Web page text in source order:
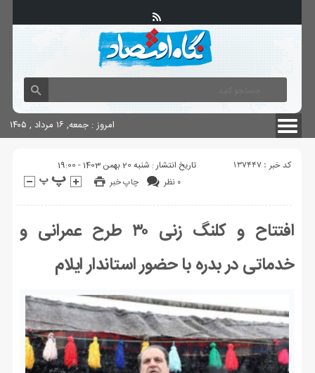
آگهی های دولتی چاپ
امروز : جمعه, ۱۶ مرداد , ۱۴۰۵
کد خبر : 137447
تاریخ انتشار : شنبه 20 بهمن 1403 - 19:00
چاپ خبر
۰ نظر
افتتاح و کلنگ زنی ۳۰ طرح عمرانی و
خدماتی در بدره با حضور استاندار ایلام